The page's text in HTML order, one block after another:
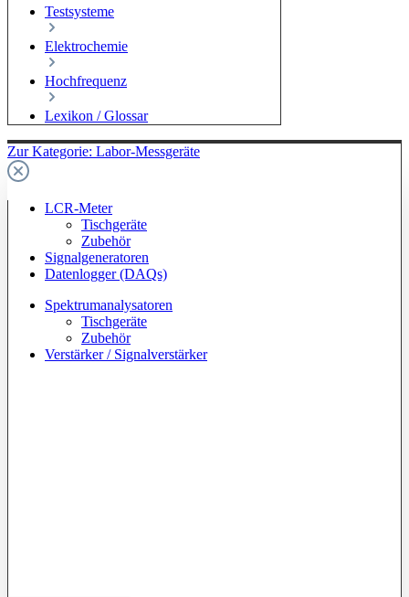
Testsysteme
Elektrochemie
Hochfrequenz
Lexikon / Glossar
Zur Kategorie: Labor-Messgeräte
LCR-Meter
Tischgeräte
Zubehör
Signalgeneratoren
Datenlogger (DAQs)
Spektrumanalysatoren
Tischgeräte
Zubehör
Verstärker / Signalverstärker